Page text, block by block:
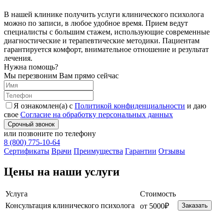
В нашей клинике получить услуги клинического психолога
можно по записи, в любое удобное время. Прием ведут
специалисты с большим стажем, использующие современные
диагностические и терапевтические методики. Пациентам
гарантируется комфорт, внимательное отношение и результат
лечения.
Нужна помощь?
Мы перезвоним Вам прямо сейчас
Я ознакомлен(а) с Политикой конфиденциальности и даю
свое Согласие на обработку персональных данных
Срочный звонок
или позвоните по телефону
8 (800) 775-10-64
Cертификаты Врачи Преимущества Гарантии Отзывы
Цены на наши услуги
Услуга
Стоимость
Консультация клинического психолога
от 5000₽ Заказать